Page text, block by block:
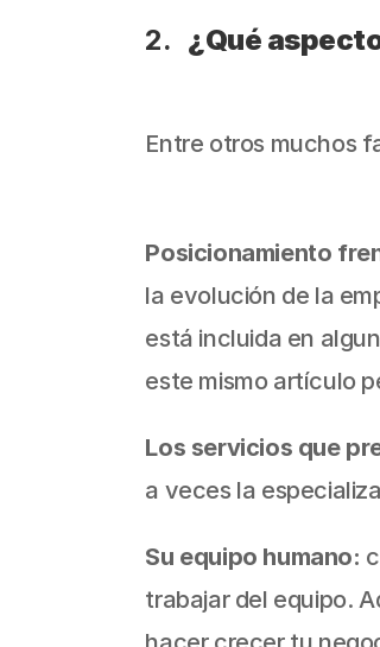
¿Qué
Entre otros muchos
Posicionamiento
la evolución de la
está incluida en
este mismo artículo
Los servicios que
a veces la
Su equipo humano:
trabajar del equipo.